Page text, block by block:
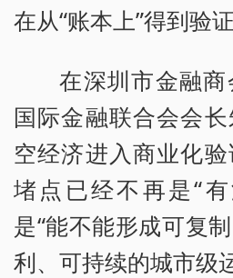
在从“账本上”得到验证
在深圳市金融
国际金融联合会会
空经济进入商业化
堵点已经不再是“
是“能不能形成可复
利、可持续的城市级